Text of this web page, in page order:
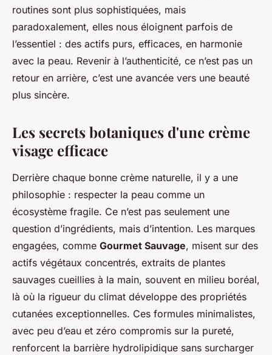
Isambard •12/05/2026 08:17•9 min de lecture
routines sont plus sophistiquées, mais
paradoxalement, elles nous éloignent parfois de
l’essentiel : des actifs purs, efficaces, en harmonie
avec la peau. Revenir à l’authenticité, ce n’est pas un
retour en arrière, c’est une avancée vers une beauté
plus sincère.
Les secrets botaniques d'une crème
visage efficace
Derrière chaque bonne crème naturelle, il y a une
philosophie : respecter la peau comme un
écosystème fragile. Ce n’est pas seulement une
question d’ingrédients, mais d’intention. Les marques
engagées, comme Gourmet Sauvage, misent sur des
actifs végétaux concentrés, extraits de plantes
sauvages cueillies à la main, souvent en milieu boréal,
là où la rigueur du climat développe des propriétés
cutanées exceptionnelles. Ces formules minimalistes,
avec peu d’eau et zéro compromis sur la pureté,
renforcent la barrière hydrolipidique sans surcharger